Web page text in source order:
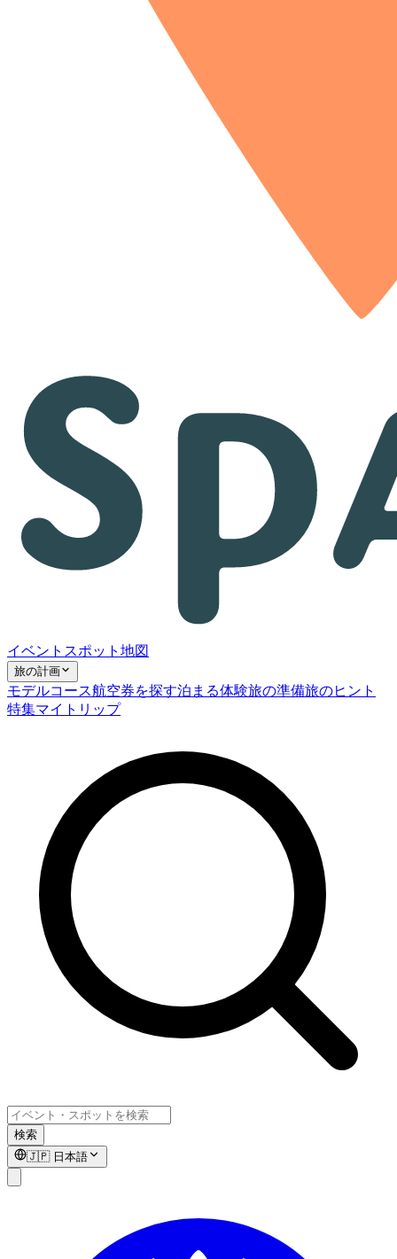
イベント スポット 地図
旅の計画
モデルコース航空券を探す泊まる体験旅の準備旅のヒント
特集マイトリップ
検索
🇯🇵 日本語